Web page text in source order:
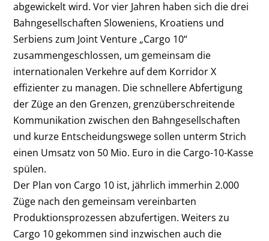
abgewickelt wird. Vor vier Jahren haben sich die drei
Bahngesellschaften Sloweniens, Kroatiens und
Serbiens zum Joint Venture „Cargo 10“
zusammengeschlossen, um gemeinsam die
internationalen Verkehre auf dem Korridor X
effizienter zu managen. Die schnellere Abfertigung
der Züge an den Grenzen, grenzüberschreitende
Kommunikation zwischen den Bahngesellschaften
und kurze Entscheidungswege sollen unterm Strich
einen Umsatz von 50 Mio. Euro in die Cargo-10-Kasse
spülen.
Der Plan von Cargo 10 ist, jährlich immerhin 2.000
Züge nach den gemeinsam vereinbarten
Produktionsprozessen abzufertigen. Weiters zu
Cargo 10 gekommen sind inzwischen auch die